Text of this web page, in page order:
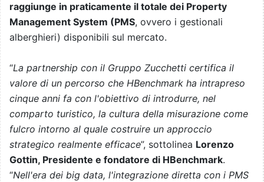
raggiunge in praticamente il totale dei Property
Management System (PMS, ovvero i gestionali
alberghieri) disponibili sul mercato.
“La partnership con il Gruppo Zucchetti certifica il
valore di un percorso che HBenchmark ha intrapreso
cinque anni fa con l'obiettivo di introdurre, nel
comparto turistico, la cultura della misurazione come
fulcro intorno al quale costruire un approccio
strategico realmente efficace”, sottolinea Lorenzo
Gottin, Presidente e fondatore di HBenchmark.
“Nell'era dei big data, l'integrazione diretta con i PMS